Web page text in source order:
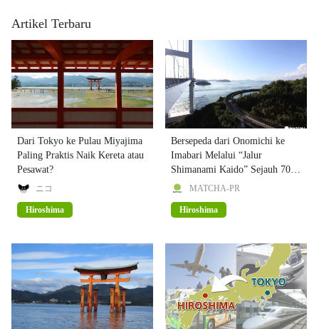
Artikel Terbaru
Dari Tokyo ke Pulau Miyajima
Paling Praktis Naik Kereta atau
Pesawat?
ニコ
Hiroshima
Bersepeda dari Onomichi ke
Imabari Melalui “Jalur
Shimanami Kaido” Sejauh 70
KM
MATCHA-PR
Hiroshima